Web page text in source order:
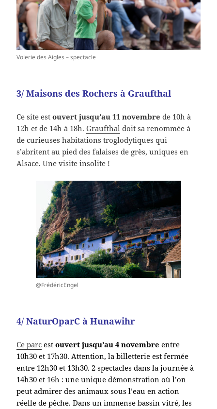
Volerie des Aigles – spectacle
3/ Maisons des Rochers à Graufthal
Ce site estouvert jusqu’au 11 novembre de 10h à
12h et de 14h à 18h.Graufthal doit sa renommée à
de curieuses habitations troglodytiques qui
s’abritent au pied des falaises de grès, uniques en
Alsace. Une visite insolite !
@FrédéricEngel
4/ NaturOparC à Hunawihr
Ce parc estouvert jusqu’au 4 novembre entre
10h30 et 17h30. Attention, la billetterie est fermée
entre 12h30 et 13h30. 2 spectacles dans la journée à
14h30 et 16h : une unique démonstration où l’on
peut admirer des animaux sous l’eau en action
réelle de pêche.Dans un immense bassin vitré, les